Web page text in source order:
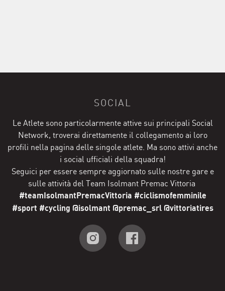
SOCIAL
Le Atlete sono particolarmente attive sui principali Social
Network, troverai direttamente il collegamento ai loro
profili nella pagina delle singole atlete. Ma sono attivi anche
i social ufficiali della squadra!
Seguici per essere sempre aggiornato sulle nostre gare e
sulle attività del Team Isolmant Premac Vittoria
#teamIsolmantPremacVittoria #ciclismofemminile
#sport #cycling @isolmant @premac_srl @vittoriatires